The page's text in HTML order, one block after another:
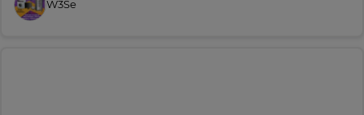
W3Se